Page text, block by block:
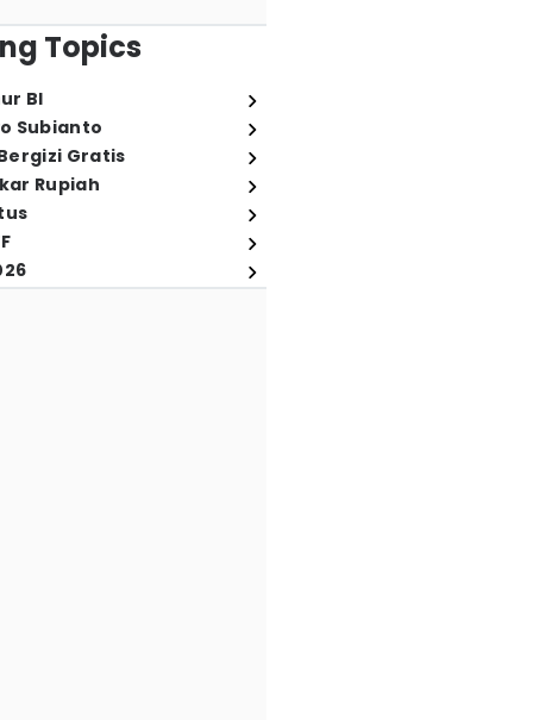
Topics
BI
Subianto
Gratis
Rupiah